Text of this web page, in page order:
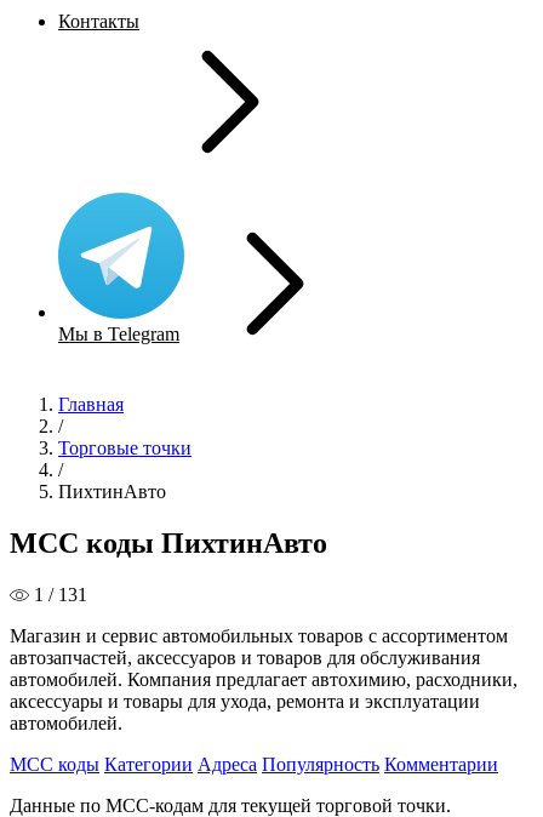
Контакты
Мы в Telegram
Главная
/
Торговые точки
/
ПихтинАвто
MCC коды ПихтинАвто
1 / 131
Магазин и сервис автомобильных товаров с ассортиментом
автозапчастей, аксессуаров и товаров для обслуживания
автомобилей. Компания предлагает автохимию, расходники,
аксессуары и товары для ухода, ремонта и эксплуатации
автомобилей.
MCC коды Категории Адреса Популярность Комментарии
Данные по MCC-кодам для текущей торговой точки.